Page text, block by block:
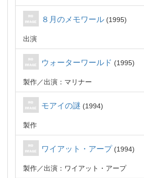
８月のメモワール 1995
出演
ウォーターワールド 1995
製作 出演：マリナー
モアイの謎 1994
製作
ワイアット・アープ 1994
製作 出演：ワイアット・アープ